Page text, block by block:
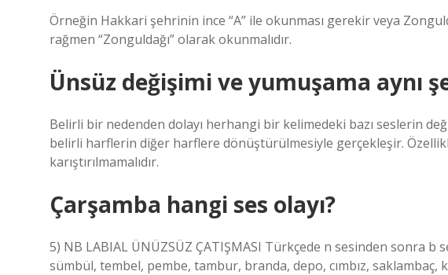
Örneğin Hakkari şehrinin ince “A” ile okunması gerekir veya
rağmen “Zonguldağı” olarak okunmalıdır.
Ünsüz değişimi ve yumuşama aynı
Belirli bir nedenden dolayı herhangi bir kelimedeki bazı seslerin
belirli harflerin diğer harflere dönüştürülmesiyle gerçekleşir.
karıştırılmamalıdır.
Çarşamba hangi ses olayı?
5) NB LABIAL ÜNÜZSÜZ ÇATIŞMASI Türkçede n sesinden sonra b
sümbül, tembel, pembe, tambur, branda, depo, cımbız, saklambaç,